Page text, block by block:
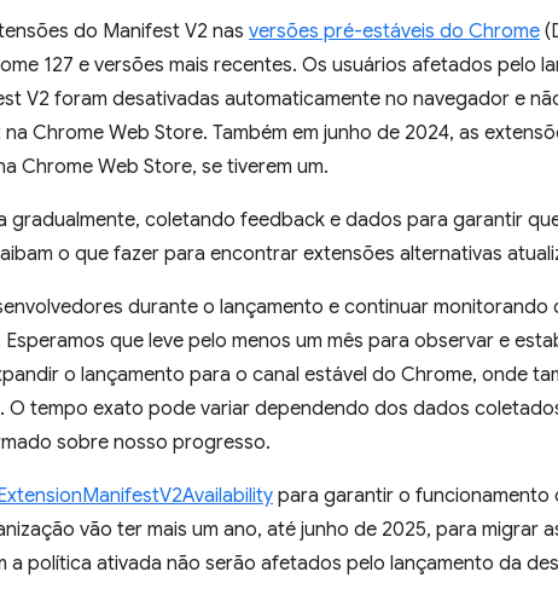
do Manifest V2 nas versões pré-estáveis do Chrome
127 e versões mais recentes. Os usuários afetados pelo
V2 foram desativadas automaticamente no navegador e
Chrome Web Store. Também em junho de 2024, as
Chrome Web Store, se tiverem um.
gradualmente, coletando feedback e dados para garantir
o que fazer para encontrar extensões alternativas
durante o lançamento e continuar monitorando
que leve pelo menos um mês para observar e
o lançamento para o canal estável do Chrome, onde
tempo exato pode variar dependendo dos dados
sobre nosso progresso.
para garantir o funcionamento
vão ter mais um ano, até junho de 2025, para migrar
a política ativada não serão afetados pelo lançamento da